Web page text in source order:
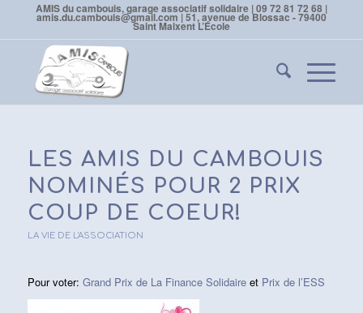
AMIS du cambouis, garage associatif solidaire | 09 72 81 72 68 |
amis.du.cambouis@gmail.com | 51, avenue de Blossac - 79400
Saint Maixent L’École
LES AMIS DU CAMBOUIS
NOMINÉS POUR 2 PRIX
COUP DE COEUR!
LA VIE DE L'ASSOCIATION
Pour voter: Grand Prix de La Finance Solidaireet Prix de l’ESS